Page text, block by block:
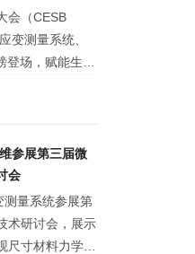
会（CESB
变测量系统、
场，赋能生物
三维光学测量
寸检测及变形、
业技术为行业
参展第三届微
会
测量系统参展第
术研讨会，展示
寸材料力学性